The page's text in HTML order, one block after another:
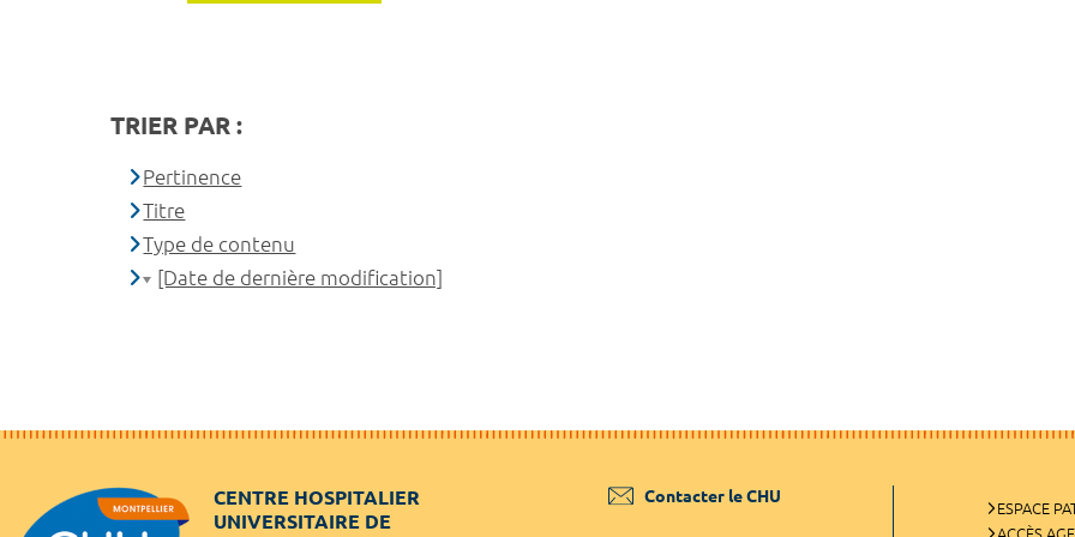
TRIER PAR :
Pertinence
Titre
Type de contenu
[Date de dernière modification]
CENTRE HOSPITALIER
UNIVERSITAIRE DE
Contacter le CHU
ESPACE
ACCÈS